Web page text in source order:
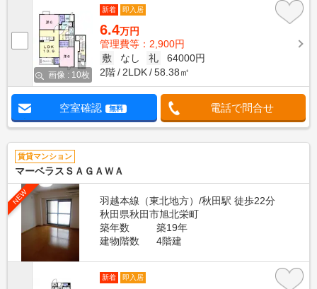
画像 : 10枚
新着 即入居
6.4万円
管理費等：2,900円
敷
なし 礼
64000円
2階
2LDK 58.38㎡
空室確認 無料 電話で問合せ
賃貸マンション
マーベラスＳＡＧＡＷＡ
NEW
羽越本線（東北地方）/秋田駅 徒歩22分
秋田県秋田市旭北栄町
築年数
築19年
建物階数
4階建
新着 即入居